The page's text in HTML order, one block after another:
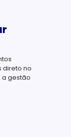
direto no
a gestão